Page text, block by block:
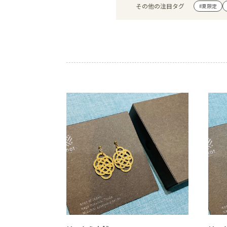
その他の注目タグ #夏限定